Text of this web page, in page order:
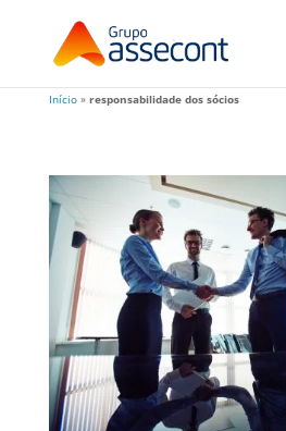
Início» responsabilidade dos sócios